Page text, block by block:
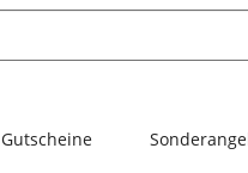
Gutscheine